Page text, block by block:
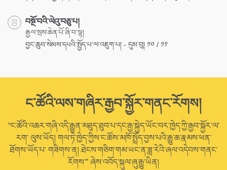
བསྔོ་བའི་ལེའུ་བཅུ་པ།
རྒྱལ་སྲས་ཆེན་པོ་ཞི་བ་ལྷ།
བྱང་ཆུབ་སེམས་དཔའི་སྤྱོད་པ་ལ་འཇུག་པ། - དུམ་བུ། ༡༠ / ༡༡
ང་ཚོའི་ལས་གཞིར་རྒྱབ་སྐྱོར་གནང་རོགས།
“ང་ཚོའི་འཆར་གཞི་འདི་རྒྱུན་མཐུད་ཐུབ་པ་དང་རྒྱ་སྐྱེད་ཡོང་བར་ཁྱེད་ཀྱི་རྒྱབ་སྐྱོར་ལ་
རག་ ལུས་ཡོད། གལ་ཏེ་ཁྱེད་ཀྱིས་ང་ཚོས་མཁོ་སྤྲོད་བྱས་པའི་རྒྱུ་ཆ་རྣམས་ཕན་
ཐོགས་ཡོད་པ་ གཟིགས་ན། ཐེངས་གཅིག་གམ་ཡང་ན་ཟླ་རེའི་ཞལ་འདེབས་གནང་
རོགས་” ཞེས་འབོད་སྐུལ་ཞུ་རྒྱུ་ཡིན།